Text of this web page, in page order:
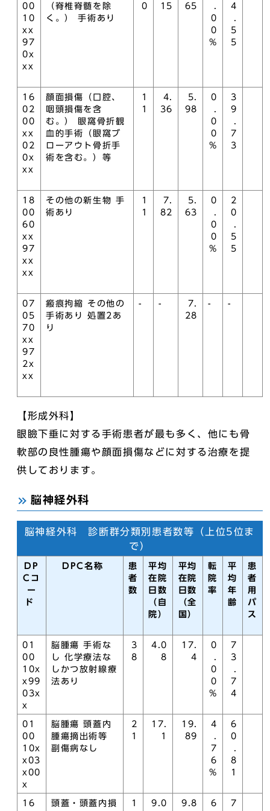
00
10
xx
97
0x
xx
（脊椎脊髄を除
く。） 手術あり
0
15
65
.
0
0
%
4
.
5
5
16
02
00
xx
02
0x
xx
顔面損傷（口腔、
咽頭損傷を含
む。） 眼窩骨折観
血的手術（眼窩ブ
ローアウト骨折手
術を含む。）等
1
1
4.
36
5.
98
0
.
0
0
%
3
9
.
7
3
18
00
60
xx
97
xx
xx
その他の新生物 手
術あり
1
1
7.
82
5.
63
0
.
0
0
%
2
0
.
5
5
07
05
70
xx
97
2x
xx
瘢痕拘縮 その他の
手術あり 処置2あ
り
- -
7.
28
- -
【形成外科】
眼瞼下垂に対する手術患者が最も多く、他にも骨
軟部の良性腫瘍や顔面損傷などに対する治療を提
供しております。
脳神経外科
脳神経外科 診断群分類別患者数等（上位5位ま
で）
DP
Cコ
ー
ド
DPC名称
患
者
数
平均
在院
日数
（自
院）
平均
在院
日数
（全
国）
転
院
率
平
均
年
齢
患
者
用
パ
ス
01
00
10x
x99
03x
x
脳腫瘍 手術な
し 化学療法な
しかつ放射線療
法あり
3
8
4.0
8
17.
4
0
.
0
0
%
7
3
.
7
4
01
00
10x
x03
x00
x
脳腫瘍 頭蓋内
腫瘍摘出術等
副傷病なし
2
1
17.
1
19.
89
4
.
7
6
%
6
0
.
8
1
16 頭蓋・頭蓋内損 1 9.0 9.8 6 7